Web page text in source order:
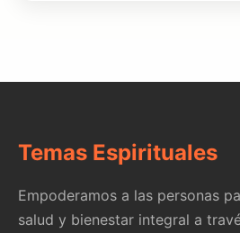
Temas Espirituales
Empoderamos a las personas
salud y bienestar integral a